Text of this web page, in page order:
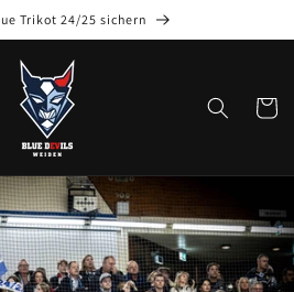
Trikot 24/25 sichern